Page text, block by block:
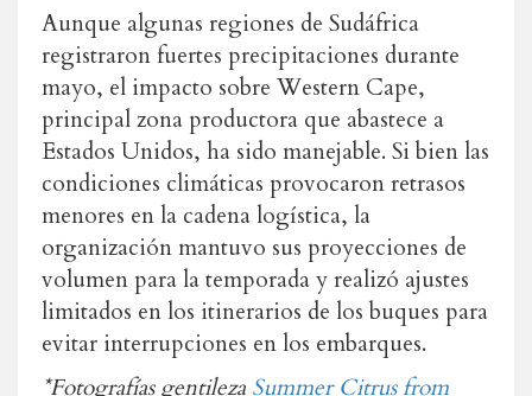
Aunque algunas regiones de Sudáfrica
registraron fuertes precipitaciones durante
mayo, el impacto sobre Western Cape,
principal zona productora que abastece a
Estados Unidos, ha sido manejable. Si bien las
condiciones climáticas provocaron retrasos
menores en la cadena logística, la
organización mantuvo sus proyecciones de
volumen para la temporada y realizó ajustes
limitados en los itinerarios de los buques para
evitar interrupciones en los embarques.
*Fotografías gentileza Summer Citrus from